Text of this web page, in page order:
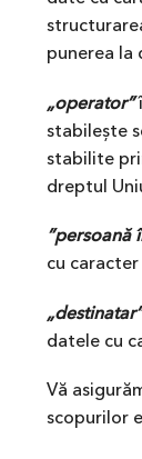
punerea la
„operator”
stabilește
stabilite
dreptul
”persoană
cu
„destinatar”
datele cu
Vă
scopurilor